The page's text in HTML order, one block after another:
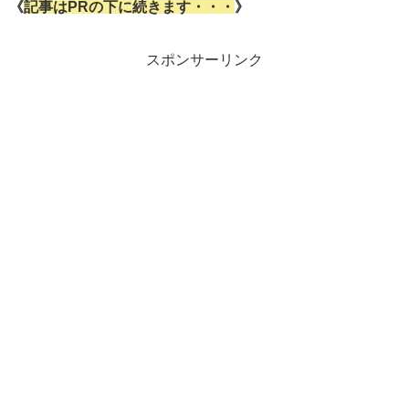
《記事はPRの下に続きます・・・ 》
スポンサーリンク